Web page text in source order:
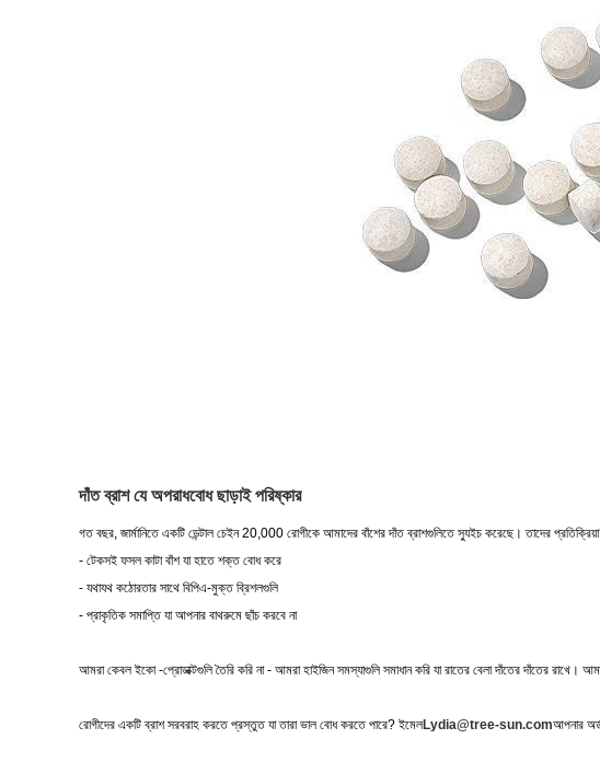
দাঁত ব্রাশ যে অপরাধবোধ ছাড়াই পরিষ্কার
গত বছর, জার্মানিতে একটি ডেন্টাল চেইন 20,000 রোগীকে আমাদের বাঁশের দাঁত ব্রাশগুলিতে স্যুইচ করেছে। তাদের
- টেকসই ফসল কাটা বাঁশ যা হাতে শক্ত বোধ করে
- যথাযথ কঠোরতার সাথে বিপিএ-মুক্ত ব্রিশলগুলি
- প্রাকৃতিক সমাপ্তি যা আপনার বাথরুমে ছাঁচ করবে না
আমরা কেবল ইকো -প্রোডাক্টগুলি তৈরি করি না - আমরা হাইজিন সমস্যাগুলি সমাধান করি যা রাতের বেলা দাঁতের দাঁতের রাখে।
রোগীদের একটি ব্রাশ সরবরাহ করতে প্রস্তুত যা তারা ভাল বোধ করতে পারে? ইমেলLydia@tree-sun.comআপনার